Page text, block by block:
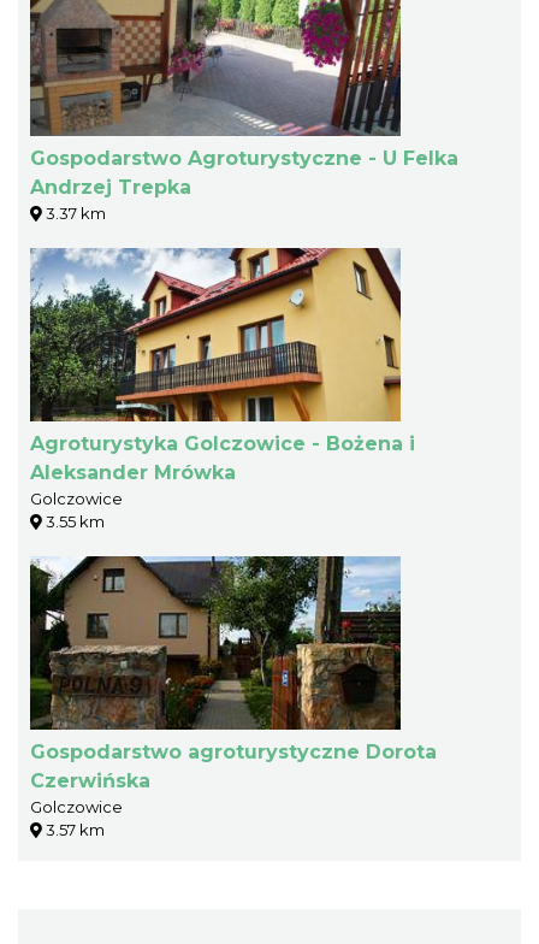
Gospodarstwo Agroturystyczne - U Felka
Andrzej Trepka
3.37 km
Agroturystyka Golczowice - Bożena i
Aleksander Mrówka
Golczowice
3.55 km
Gospodarstwo agroturystyczne Dorota
Czerwińska
Golczowice
3.57 km